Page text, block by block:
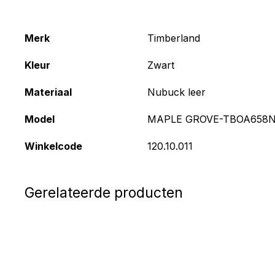
Merk Timberland
Kleur Zwart
Materiaal Nubuck leer
Model MAPLE GROVE-
Winkelcode 120.10.011
Gerelateerde producten